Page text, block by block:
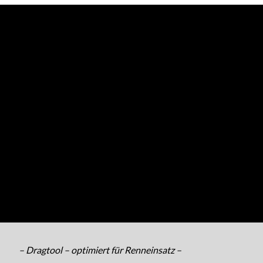
– Dragtool – optimiert für Renneinsatz –